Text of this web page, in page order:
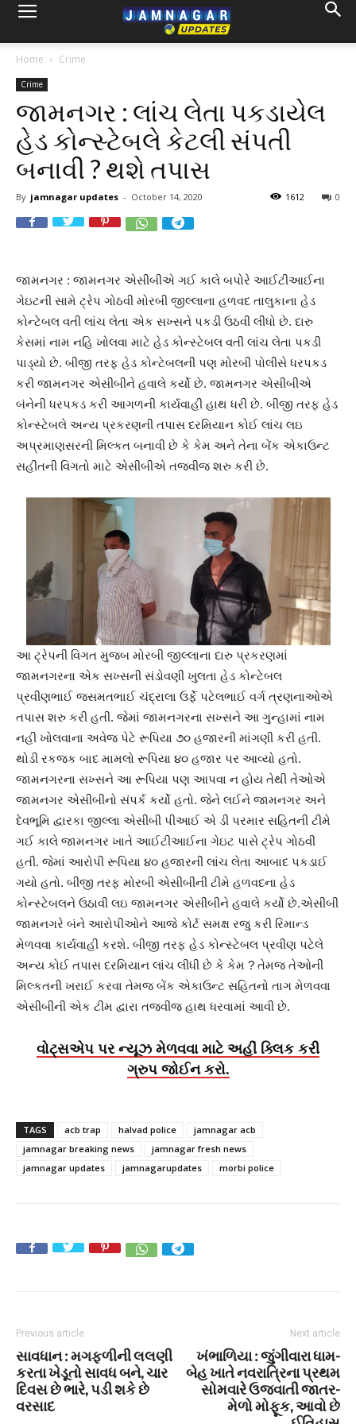
Home Crime
Crime
જામનગર : લાંચ લેતા પકડાયેલ
હેડ કોન્સ્ટેબલે કેટલી સંપતી
બનાવી ? થશે તપાસ
By jamnagar updates - October 14, 2020 0
1612
જામનગર : જામનગર એસીબીએ ગઈ કાલે બપોરે આઈટીઆઈના
ગેઇટની સામે ટ્રેપ ગોઠવી મોરબી જીલ્લાના હળવદ તાલુકાના હેડ
કોન્ટેબલ વતી લાંચ લેતા એક સખ્સને પકડી ઉઠવી લીધો છે. દારુ
કેસમાં નામ નહિ ખોલવા માટે હેડ કોન્સ્ટેબલ વતી લાંચ લેતા પકડી
પાડ્યો છે. બીજી તરફ હેડ કોન્ટેબલની પણ મોરબી પોલીસે ધરપકડ
કરી જામનગર એસીબીને હવાલે કર્યો છે. જામનગર એસીબીએ
બંનેની ધરપકડ કરી આગળની કાર્યવાહી હાથ ધરી છે. બીજી તરફ હેડ
કોન્સ્ટેબલે અન્ય પ્રકરણની તપાસ દરમિયાન કોઈ લાંચ લઇ
અપ્રમાણસરની મિલ્કત બનાવી છે કે કેમ અને તેના બેંક એકાઉન્ટ
સહીતની વિગતો માટે એસીબીએ તજવીજ શરુ કરી છે.
આ ટ્રેપની વિગત મુજબ મોરબી જીલ્લાના દારુ પ્રકરણમાં
જામનગરના એક સખ્સની સંડોવણી ખુલતા હેડ કોન્ટેબલ
પ્રવીણભાઈ જસમતભાઈ ચંદ્રાલા ઉર્ફે પટેલભાઈ વર્ગ ત્રણનાઓએ
તપાસ શરુ કરી હતી. જેમાં જામનગરના સખ્સને આ ગુન્હામાં નામ
નહી ખોલવાના અવેજ પેટે રૂપિયા ૭૦ હજારની માંગણી કરી હતી.
થોડી રકજક બાદ મામલો રૂપિયા ૪૦ હજાર પર આવ્યો હતો.
જામનગરના સખ્સને આ રૂપિયા પણ આપવા ન હોય તેથી તેઓએ
જામનગર એસીબીનો સંપર્ક કર્યો હતો. જેને લઈને જામનગર અને
દેવભૂમિ દ્વારકા જીલ્લા એસીબી પીઆઈ એ ડી પરમાર સહિતની ટીમે
ગઈ કાલે જામનગર ખાતે આઈટીઆઈના ગેઇટ પાસે ટ્રેપ ગોઠવી
હતી. જેમાં આરોપી રૂપિયા ૪૦ હજારની લાંચ લેતા આબાદ પકડાઈ
ગયો હતો. બીજી તરફ મોરબી એસીબીની ટીમે હળવદના હેડ
કોન્સ્ટેબલને ઉઠાવી લઇ જામનગર એસીબીને હવાલે કર્યો છે.એસીબી
જામનગરે બંને આરોપીઓને આજે કોર્ટ સમક્ષ રજુ કરી રિમાન્ડ
મેળવવા કાર્યવાહી કરશે. બીજી તરફ હેડ કોન્સ્ટેબલ પ્રવીણ પટેલે
અન્ય કોઈ તપાસ દરમિયાન લાંચ લીધી છે કે કેમ ? તેમજ તેઓની
મિલ્કતની ખરાઈ કરવા તેમજ બેંક એકાઉન્ટ સહિતનો તાગ મેળવવા
એસીબીની એક ટીમ દ્વારા તજવીજ હાથ ધરવામાં આવી છે.
વોટ્સએપ પર ન્યૂઝ મેળવવા માટે અહીં ક્લિક કરી
ગ્રુપ જોઈન કરો.
TAGS acb trap halvad police
jamnagar acb
jamnagar breaking news
jamnagar fresh news
jamnagar updates
jamnagarupdates morbi police
Previous article
સાવધાન : મગફળીની લલણી
કરતા ખેડૂતો સાવધ બને, ચાર
દિવસ છે ભારે, પડી શકે છે
વરસાદ
Next article
ખંભાળિયા : જુંગીવારા ધામ-
બેહ ખાતે નવરાત્રિના પ્રથમ
સોમવારે ઉજવાતી જાતર-
મેળો મોફૂક, આવો છે